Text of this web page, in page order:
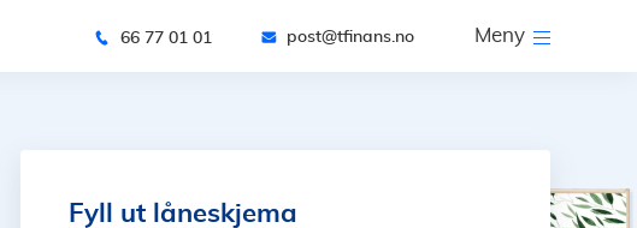
66 77 01 01 post@tfinans.no Meny
Fyll ut låneskjema